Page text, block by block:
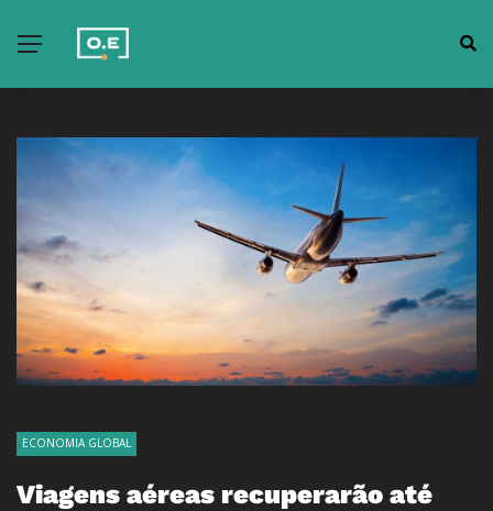
ECONOMIA GLOBAL
Viagens aéreas recuperarão até